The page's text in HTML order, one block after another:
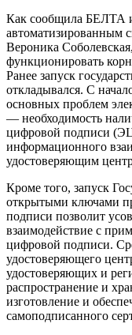
Как сообщила БЕЛТА
автоматизированным
Вероника
функционировать
Ранее запуск
откладывался. С
основных проблем
— необходимость
цифровой подписи
информационного
удостоверяющим
Кроме того, запуск
открытыми ключами
подписи позволит
взаимодействие с
цифровой подписи.
удостоверяющего
удостоверяющих и
распространение и
изготовление и
самоподписанного